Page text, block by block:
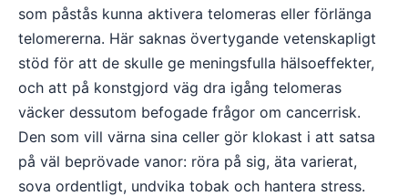
som påstås kunna aktivera telomeras eller förlänga
telomererna. Här saknas övertygande vetenskapligt
stöd för att de skulle ge meningsfulla hälsoeffekter,
och att på konstgjord väg dra igång telomeras
väcker dessutom befogade frågor om cancerrisk.
Den som vill värna sina celler gör klokast i att satsa
på väl beprövade vanor: röra på sig, äta varierat,
sova ordentligt, undvika tobak och hantera stress.